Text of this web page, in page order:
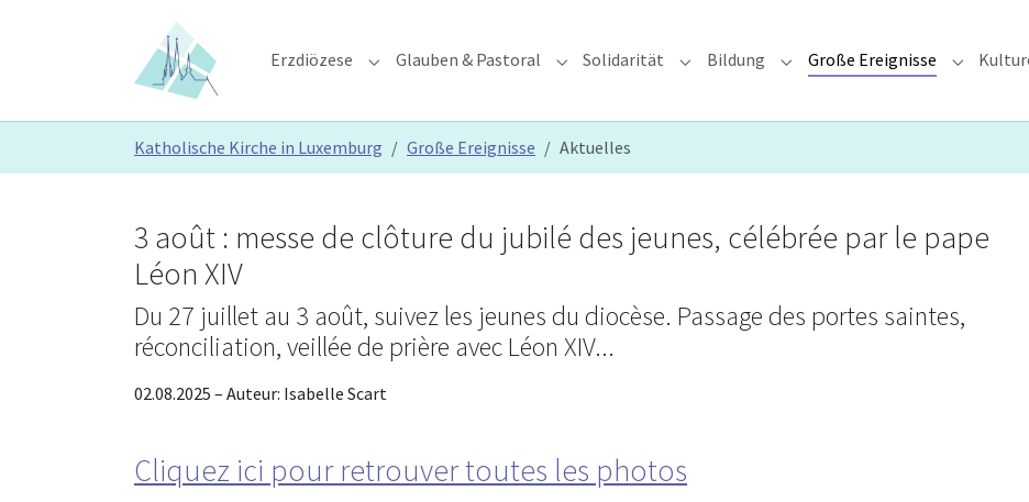
Erzdiözese Submenu for "Erzdiözese"
Glauben & Pastoral Submenu for "Glauben & Pastoral"
Solidarität Submenu for "Solidarität"
Bildung Submenu for "Bildung"
Große Ereignisse Submenu
Katholische Kirche in Luxemburg Große Ereignisse Aktuelles
Cliquez ici pour retrouver toutes les photos
3 août : messe de clôture du jubilé des jeunes, célébrée par le pape
Léon XIV
Du 27 juillet au 3 août, suivez les jeunes du diocèse. Passage des portes saintes,
réconciliation, veillée de prière avec Léon XIV...
02.08.2025 – Auteur: Isabelle Scart